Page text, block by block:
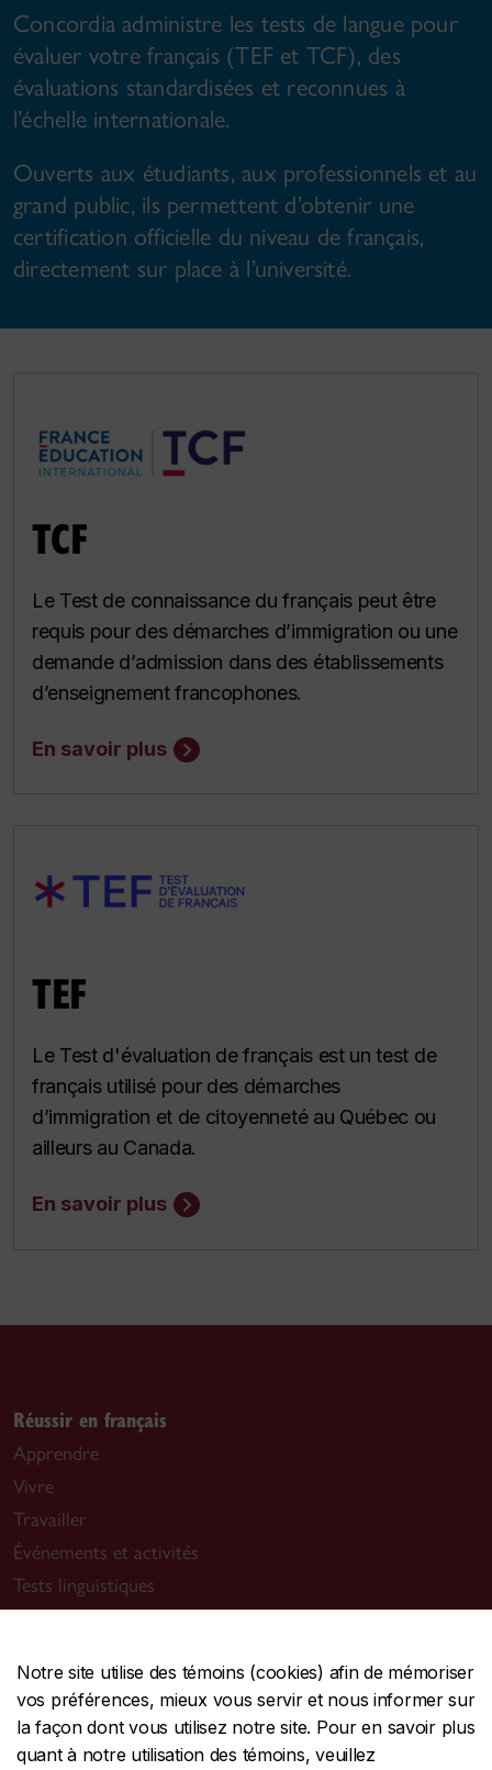
Notre site utilise des témoins (cookies) afin de mémoriser
vos préférences, mieux vous servir et nous informer sur
la façon dont vous utilisez notre site. Pour en savoir plus
quant à notre utilisation des témoins, veuillez
Concordia administre les tests de langue pour
évaluer votre français (TEF et TCF), des
évaluations standardisées et reconnues à
l’échelle internationale.
Ouverts aux étudiants, aux professionnels et au
grand public, ils permettent d’obtenir une
certification officielle du niveau de français,
directement sur place à l’université.
TCF
Le Test de connaissance du français peut être
requis pour des démarches d’immigration ou une
demande d’admission dans des établissements
d’enseignement francophones.
En savoir plus
TEF
Le Test d'évaluation de français est un test de
français utilisé pour des démarches
d’immigration et de citoyenneté au Québec ou
ailleurs au Canada.
En savoir plus
Réussir en français
Apprendre
Vivre
Travailler
Événements et activités
Tests linguistiques
inforeussirenfrancais@concordia.ca
Évaluations linguistiques